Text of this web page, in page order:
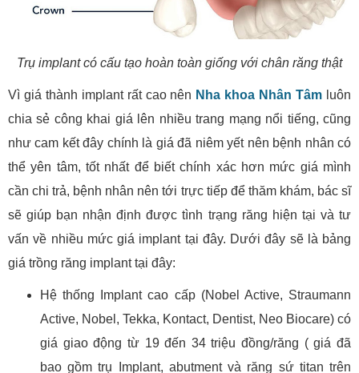
Trụ implant có cấu tạo hoàn toàn giống với chân răng thật
Vì giá thành implant rất cao nên Nha khoa Nhân Tâm luôn
chia sẻ công khai giá lên nhiều trang mạng nổi tiếng, cũng
như cam kết đây chính là giá đã niêm yết nên bệnh nhân có
thể yên tâm, tốt nhất để biết chính xác hơn mức giá mình
cần chi trả, bệnh nhân nên tới trực tiếp để thăm khám, bác sĩ
sẽ giúp bạn nhận định được tình trạng răng hiện tại và tư
vấn về nhiều mức giá implant tại đây. Dưới đây sẽ là bảng
giá trồng răng implant tại đây:
Hệ thống Implant cao cấp (Nobel Active, Straumann
Active, Nobel, Tekka, Kontact, Dentist, Neo Biocare) có
giá giao động từ 19 đến 34 triệu đồng/răng ( giá đã
bao gồm trụ Implant, abutment và răng sứ titan trên